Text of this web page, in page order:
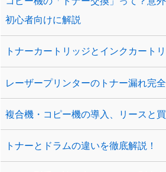
初心者向けに解説
トナーカートリッジとインクカート
レーザープリンターのトナー漏れ完
複合機・コピー機の導入、リースと
トナーとドラムの違いを徹底解説！